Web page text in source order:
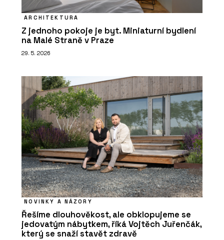
ARCHITEKTURA
Z jednoho pokoje je byt. Miniaturní bydlení
na Malé Straně v Praze
29. 5. 2026
NOVINKY A NÁZORY
Řešíme dlouhověkost, ale obklopujeme se
jedovatým nábytkem, říká Vojtěch Juřenčák,
který se snaží stavět zdravě